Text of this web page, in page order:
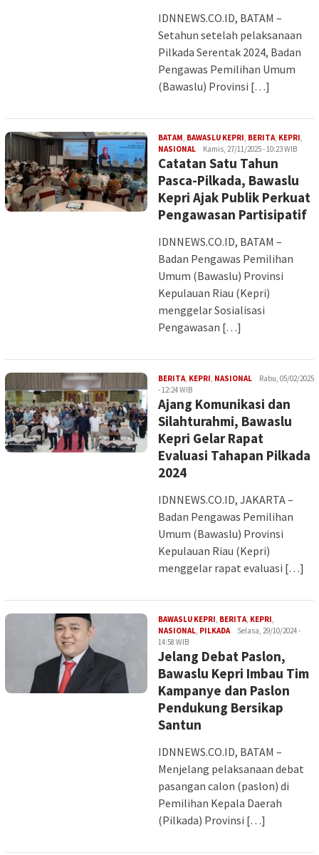
IDNNEWS.CO.ID, BATAM –
Setahun setelah pelaksanaan
Pilkada Serentak 2024, Badan
Pengawas Pemilihan Umum
(Bawaslu) Provinsi […]
BATAM, BAWASLU KEPRI, BERITA, KEPRI,
NASIONALImanKamis, 27/11/2025 - 10:23 WIB
Catatan Satu Tahun
Pasca-Pilkada, Bawaslu
Kepri Ajak Publik Perkuat
Pengawasan Partisipatif
IDNNEWS.CO.ID, BATAM –
Badan Pengawas Pemilihan
Umum (Bawaslu) Provinsi
Kepulauan Riau (Kepri)
menggelar Sosialisasi
Pengawasan […]
BERITA, KEPRI, NASIONALImanRabu, 05/02/2025
- 12:24 WIB
Ajang Komunikasi dan
Silahturahmi, Bawaslu
Kepri Gelar Rapat
Evaluasi Tahapan Pilkada
2024
IDNNEWS.CO.ID, JAKARTA –
Badan Pengawas Pemilihan
Umum (Bawaslu) Provinsi
Kepulauan Riau (Kepri)
menggelar rapat evaluasi […]
BAWASLU KEPRI, BERITA, KEPRI,
NASIONAL, PILKADAImanSelasa, 29/10/2024 -
14:58 WIB
Jelang Debat Paslon,
Bawaslu Kepri Imbau Tim
Kampanye dan Paslon
Pendukung Bersikap
Santun
IDNNEWS.CO.ID, BATAM –
Menjelang pelaksanaan debat
pasangan calon (paslon) di
Pemilihan Kepala Daerah
(Pilkada) Provinsi […]